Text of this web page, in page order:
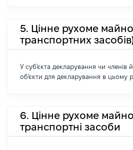
5. Цінне рухоме майно
транспортних
У суб'єкта декларування чи членів
об'єкти для декларування в цьому
6. Цінне рухоме
транспортні засоби